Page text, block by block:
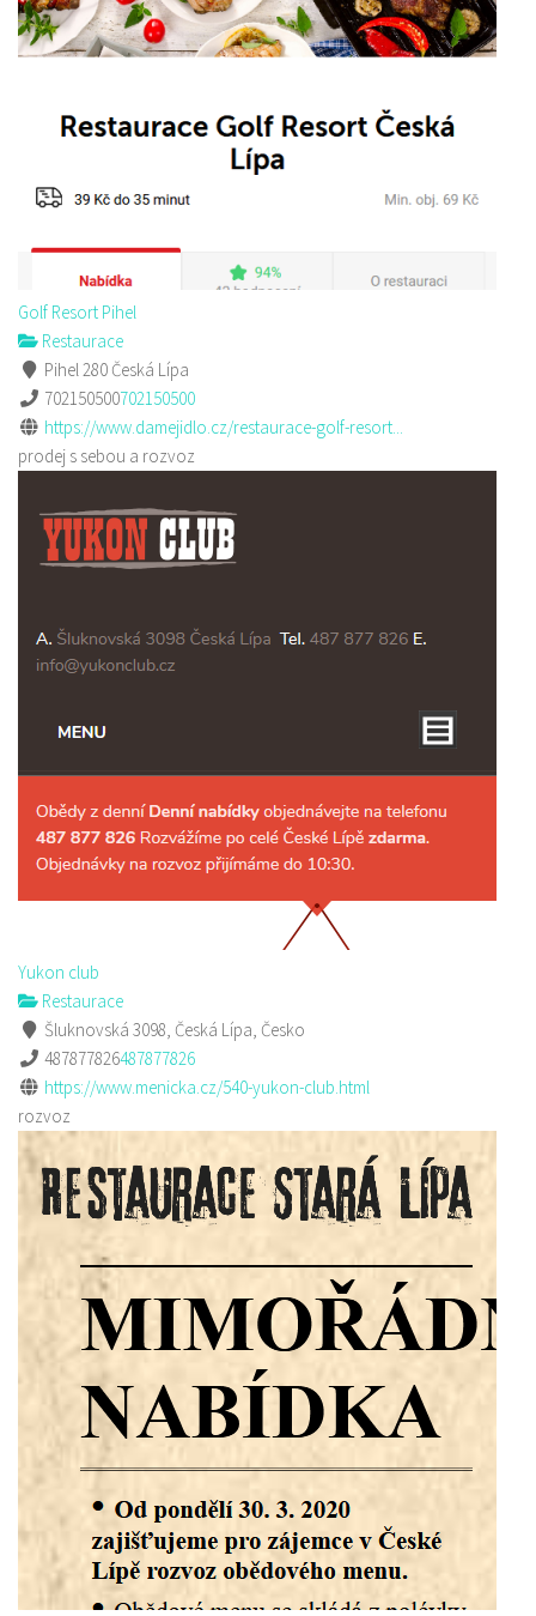
Golf Resort Pihel
Restaurace
Pihel 280 Česká Lípa
702150500702150500
https://www.damejidlo.cz/restaurace-golf-resort...
prodej s sebou a rozvoz
Yukon club
Restaurace
Šluknovská 3098, Česká Lípa, Česko
487877826487877826
https://www.menicka.cz/540-yukon-club.html
rozvoz